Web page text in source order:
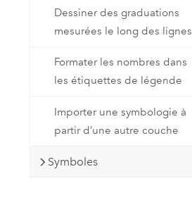
Dessiner des graduations
mesurées le long des lignes
Formater les nombres dans
les étiquettes de légende
Importer une symbologie à
partir d’une autre couche
Symboles